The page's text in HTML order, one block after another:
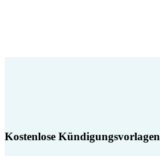
Kostenlose Kündigungsvorlagen